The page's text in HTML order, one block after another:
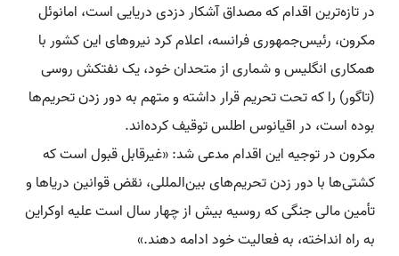
در تازه‌ترین اقدام که مصداق آشکار دزدی دریایی است، امانوئل
مکرون، رئیس‌جمهوری فرانسه، اعلام کرد نیروهای این کشور با
همکاری انگلیس و شماری از متحدان خود، یک نفتکش روسی
(تاگور) را که تحت تحریم قرار داشته و متهم به دور زدن تحریم‌ها
بوده است، در اقیانوس اطلس توقیف کرده‌اند.
مکرون در توجیه این اقدام مدعی شد: «غیرقابل قبول است که
کشتی‌ها با دور زدن تحریم‌های بین‌المللی، نقض قوانین دریاها و
تأمین مالی جنگی که روسیه بیش از چهار سال است علیه اوکراین
به راه انداخته، به فعالیت خود ادامه دهند.»